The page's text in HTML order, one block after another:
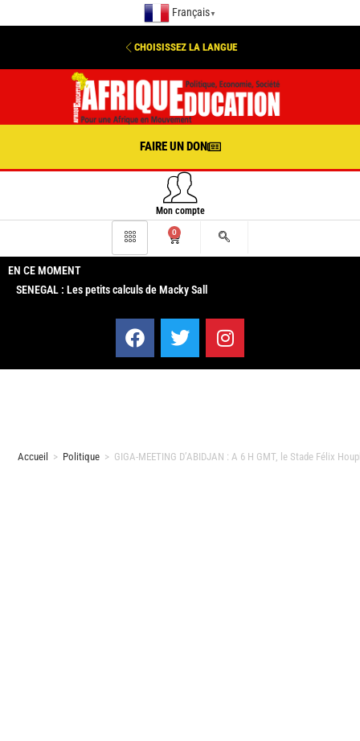
Français ▼
CHOISISSEZ LA LANGUE
FAIRE UN DON
Mon compte
0
EN CE MOMENT
SENEGAL : Les petits calculs de Macky Sall
Accueil > Politique > GIGA-MEETING D’ABIDJAN : A 6 H GMT, le Stade Félix